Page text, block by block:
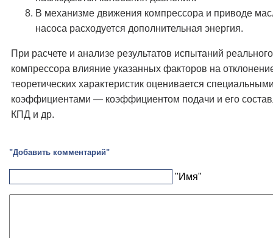
В механизме движения компрессора и приводе
насоса расходуется дополнительная энергия.
При расчете и анализе результатов испытаний реального
компрессора влияние указанных факторов на
теоретических характеристик оценивается
коэффициентами — коэффициентом подачи и его
КПД и др.
"Добавить комментарий"
"Имя"